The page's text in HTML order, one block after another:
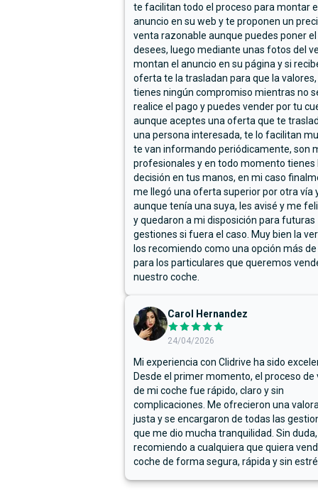
te facilitan todo el proceso para montar
anuncio en su web y te proponen un
venta razonable aunque puedes poner
desees, luego mediante unas fotos del
montan el anuncio en su página y si
oferta te la trasladan para que la
tienes ningún compromiso mientras no
realice el pago y puedes vender por tu
aunque aceptes una oferta que te
una persona interesada, te lo facilitan
te van informando periódicamente, son
profesionales y en todo momento tienes
decisión en tus manos, en mi caso
me llegó una oferta superior por otra vía
aunque tenía una suya, les avisé y me
y quedaron a mi disposición para futuras
gestiones si fuera el caso. Muy bien la
los recomiendo como una opción más
para los particulares que queremos
nuestro coche.
Carol Hernandez
24/04/2026
Mi experiencia con Clidrive ha sido
Desde el primer momento, el proceso de
de mi coche fue rápido, claro y sin
complicaciones. Me ofrecieron una
justa y se encargaron de todas las
que me dio mucha tranquilidad. Sin
recomiendo a cualquiera que quiera
coche de forma segura, rápida y sin